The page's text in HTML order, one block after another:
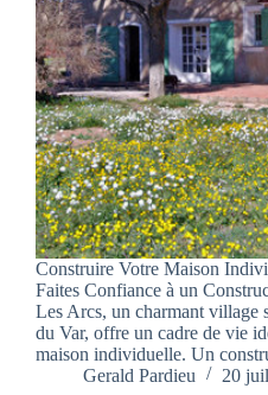
Construire Votre Maison
Faites Confiance à un
Les Arcs, un charmant village
du Var, offre un cadre de vie
maison individuelle. Un
Gerald Pardieu
20